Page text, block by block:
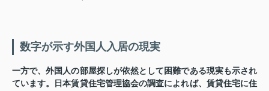
数字が示す外国人入居の現実
一方で、外国人の部屋探しが依然として困難である現実も示され
ています。日本賃貸住宅管理協会の調査によれば、賃貸住宅に住